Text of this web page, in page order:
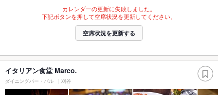
カレンダーの更新に失敗しました。
下記ボタンを押して空席状況を更新してください。
空席状況を更新する
イタリアン食堂 Marco.
ダイニングバー・バル 刈谷